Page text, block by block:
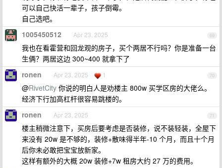
可以自己快活一辈子，孩子倒霉。
自己选吧。
69
1005450512 Apr 23, 2025
我也在看霍营和回龙观的房子，买个两居不行吗？你是准备一台
生俩？两居这边 300~400 就拿下了
70
ronen Apr 23, 2025 1
@RivetCity 你说的明白人是劝楼主 800w 买学区房的大佬么。
经济下行加高杠杆很容易跳楼的。
71
ronen Apr 23, 2025
楼主稍微注意下，买房后要考虑是否装修，说不装轻装，全屋下
来没有 20w 是不够的，装修+散味得半年-10 个月，而且十个月
后你未必敢把宝宝放新家。
这样有额外的大概 20w 装修+7w 租房大约 27 万的费用。